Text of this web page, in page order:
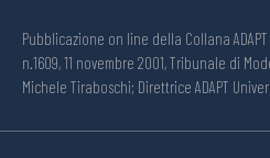
Pubblicazione on line della Collana ADAPT
n.1609, 11 novembre 2001, Tribunale di
Michele Tiraboschi; Direttrice ADAPT